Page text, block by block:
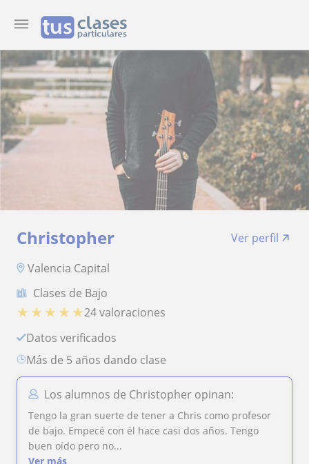
Christopher
Ver perfil
Valencia Capital
Clases de Bajo
★ ★ ★ ★ ★24 valoraciones
Datos verificados
más de 5 años dando clase
Los alumnos de Christopher opinan:
Tengo la gran suerte de tener a Chris como profesor
de bajo. Empecé con él hace casi dos años. Tengo
buen oído pero no...
Ver más